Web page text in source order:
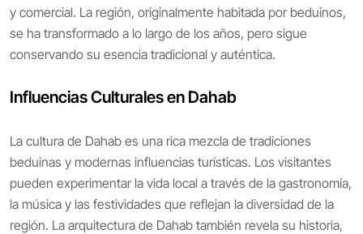
y comercial. La región, originalmente habitada por beduinos,
se ha transformado a lo largo de los años, pero sigue
conservando su esencia tradicional y auténtica.
Influencias Culturales en Dahab
La cultura de Dahab es una rica mezcla de tradiciones
beduinas y modernas influencias turísticas. Los visitantes
pueden experimentar la vida local a través de la gastronomía,
la música y las festividades que reflejan la diversidad de la
región. La arquitectura de Dahab también revela su historia,